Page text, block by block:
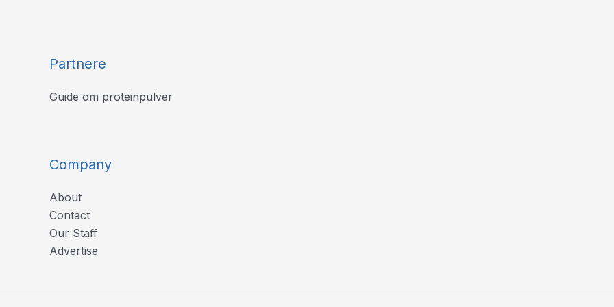
Partnere
Guide om proteinpulver
Company
About
Contact
Our Staff
Advertise